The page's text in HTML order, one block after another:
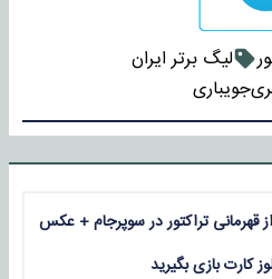
لیگ برتر ایران
قهرمانی تراکتور در سوپرجام + عکس
کارت بازی بگیرید